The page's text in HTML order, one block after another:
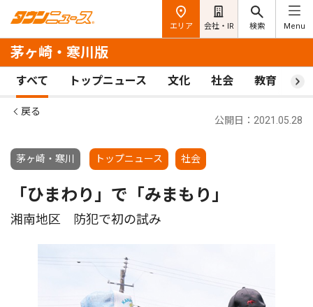
エリア 会社・IR 検索 Menu
茅ヶ崎・寒川版
すべて トップニュース 文化 社会 教育 ス
戻る
茅ヶ崎・寒川 トップニュース 社会
公開日：2021.05.28
「ひまわり」で「みまもり」
湘南地区 防犯で初の試み